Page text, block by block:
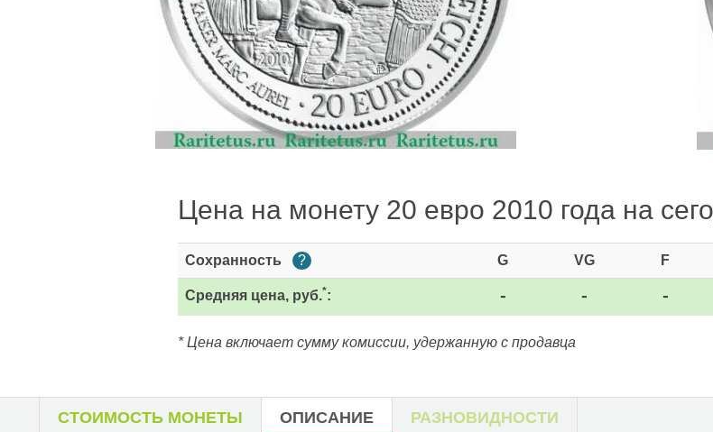
Цена на монету 20 евро 2010 года на
Сохранность ? G VG F
Средняя цена, руб.*: - - -
* Цена включает сумму комиссии, удержанную с продавца
СТОИМОСТЬ МОНЕТЫ ОПИСАНИЕ РАЗНОВИДНОСТИ